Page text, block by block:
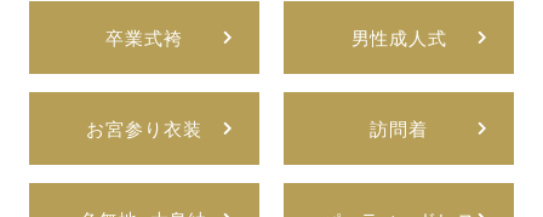
卒業式袴 男性成人式
お宮参り衣装 訪問着